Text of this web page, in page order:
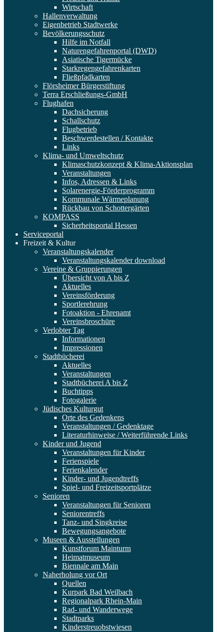
Wirtschaft
Hallenverwaltung
Eigenbetrieb Stadtwerke
Bevölkerungsschutz
Hilfe im Notfall
Naturengefahrenportal (DWD)
Asiatische Tigermücke
Starkregengefahrenkarten
Fließpfadkarten
Flörsheimer Bürgerstiftung
Terra Erschließungs-GmbH
Flughafen
Dachsicherung
Schallschutz
Flugbetrieb
Beschwerdestellen / Kontakte
Links
Klima- und Umweltschutz
Klimaschutzkonzept & Klima-Aktionsplan
Veranstaltungen
Infos, Adressen & Links
Solarenergie-Förderprogramm
Kommunale Wärmeplanung
Rückbau von Schottergärten
KOMPASS
Sicherheitsportal Hessen
Serviceportal
Freizeit & Kultur
Veranstaltungskalender
Veranstaltungskalender download
Vereine & Gruppierungen
Übersicht von A bis Z
Aktuelles
Vereinsförderung
Sportlerehrung
Fotoaktion - Ehrenamt
Vereinsbroschüre
Verlobter Tag
Informationen
Impressionen
Stadtbücherei
Aktuelles
Veranstaltungen
Stadtbücherei A bis Z
Buchtipps
Fotogalerie
Jüdisches Kulturgut
Orte des Gedenkens
Veranstaltungen / Gedenktage
Literaturhinweise / Weiterführende Links
Kinder und Jugend
Veranstaltungen für Kinder
Ferienspiele
Ferienkalender
Kinder- und Jugendtreffs
Spiel- und Freizeitsportplätze
Senioren
Veranstaltungen für Senioren
Seniorentreffs
Tanz- und Singkreise
Bewegungsangebote
Museen & Ausstellungen
Kunstforum Mainturm
Heimatmuseum
Biennale am Main
Naherholung vor Ort
Quellen
Kurpark Bad Weilbach
Regionalpark Rhein-Main
Rad- und Wanderwege
Stadtparks
Kinderstreuobstwiesen